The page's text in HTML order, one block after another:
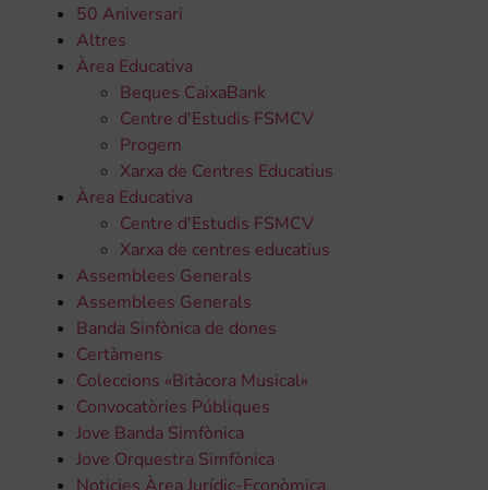
50 Aniversari
Altres
Àrea Educativa
Beques CaixaBank
Centre d'Estudis FSMCV
Progem
Xarxa de Centres Educatius
Àrea Educativa
Centre d'Estudis FSMCV
Xarxa de centres educatius
Assemblees Generals
Assemblees Generals
Banda Sinfònica de dones
Certàmens
Coleccions «Bitàcora Musical»
Convocatòries Públiques
Jove Banda Simfònica
Jove Orquestra Simfònica